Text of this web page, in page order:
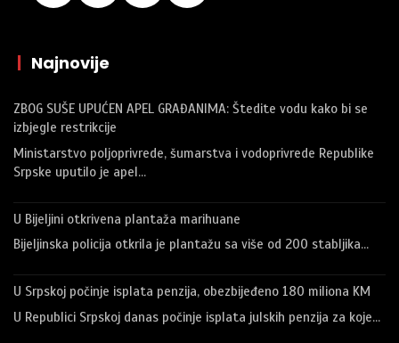
| Najnovije
ZBOG SUŠE UPUĆEN APEL GRAĐANIMA: Štedite vodu kako bi se
izbjegle restrikcije
Ministarstvo poljoprivrede, šumarstva i vodoprivrede Republike
Srpske uputilo je apel…
U Bijeljini otkrivena plantaža marihuane
Bijeljinska policija otkrila je plantažu sa više od 200 stabljika…
U Srpskoj počinje isplata penzija, obezbijeđeno 180 miliona KM
U Republici Srpskoj danas počinje isplata julskih penzija za koje…